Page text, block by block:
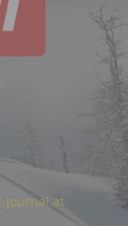
journal.at